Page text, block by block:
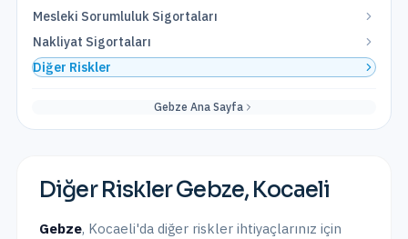
Mesleki Sorumluluk Sigortaları
Nakliyat Sigortaları
Diğer Riskler
Gebze Ana Sayfa
Diğer RisklerGebze, Kocaeli
Gebze, Kocaeli'da diğer riskler ihtiyaçlarınız için